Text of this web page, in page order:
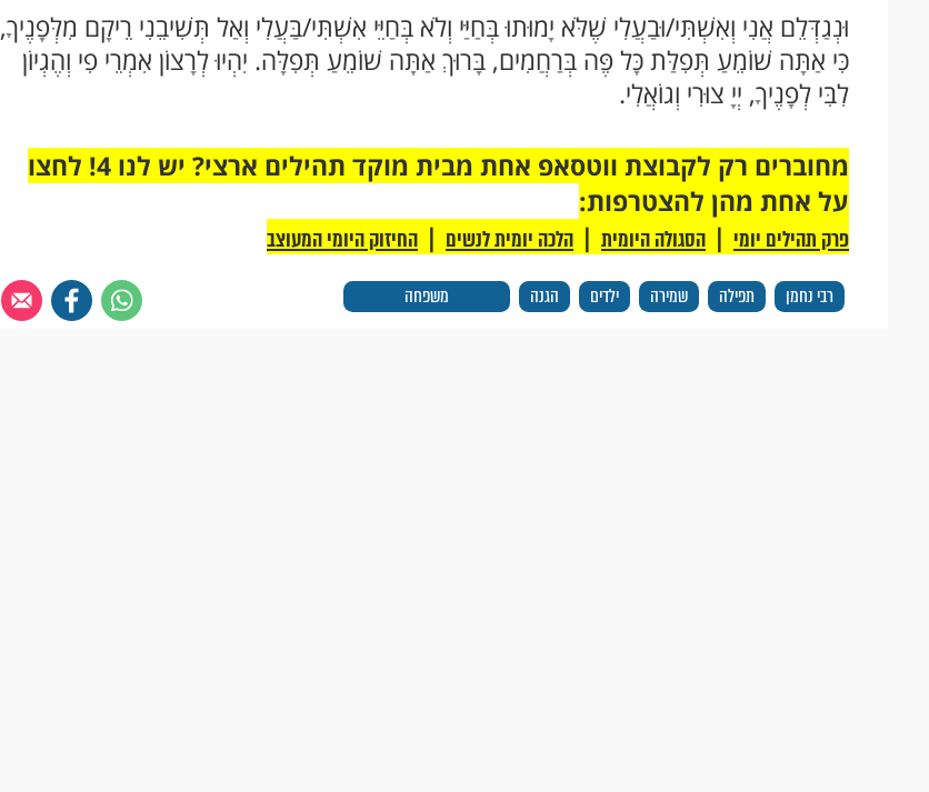
וּנְגַדְּלֵם אֲנִי וְאִשְׁתִּי/וּבַעֲלִי שֶׁלֹּא יָמוּתוּ בְּחַיַּי וְלֹא בְּחַיֵּי אִשְׁתִּי/בַּעֲלִי וְאַל תְּשִׁיבֵנִי רֵיקָם מִלְּפָנֶיךָ,
כִּי אַתָּה שׁוֹמֵעַ תְּפִלַּת כָּל פֶּה בְּרַחֲמִים, בָּרוּךְ אַתָּה שׁוֹמֵעַ תְּפִלָּה. יִהְיוּ לְרָצוֹן אִמְרֵי פִי וְהֶגְיוֹן
לִבִּי לְפָנֶיךָ, יְיָ צוּרִי וְגוֹאֲלִי.
רבי נחמן תפילה שמירה ילדים הגנה משפחה
מחוברים רק לקבוצת ווטסאפ אחת מבית מוקד תהילים ארצי? יש לנו 4! לחצו
על אחת מהן להצטרפות:
פרק תהילים יומי | הסגולה היומית | הלכה יומית לנשים | החיזוק היומי המעוצב